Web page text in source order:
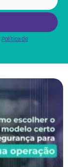
Política de